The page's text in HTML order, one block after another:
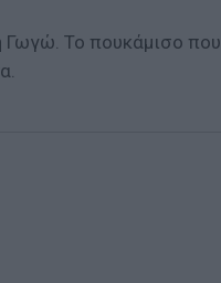
Γωγώ. Το πουκάμισο που